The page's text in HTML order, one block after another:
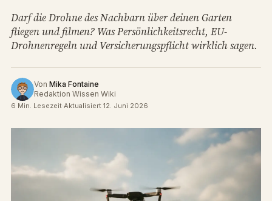
Darf die Drohne des Nachbarn über deinen Garten
fliegen und filmen? Was Persönlichkeitsrecht, EU-
Drohnenregeln und Versicherungspflicht wirklich sagen.
Von Mika Fontaine
Redaktion Wissen Wiki
6 Min. Lesezeit·Aktualisiert 12. Juni 2026